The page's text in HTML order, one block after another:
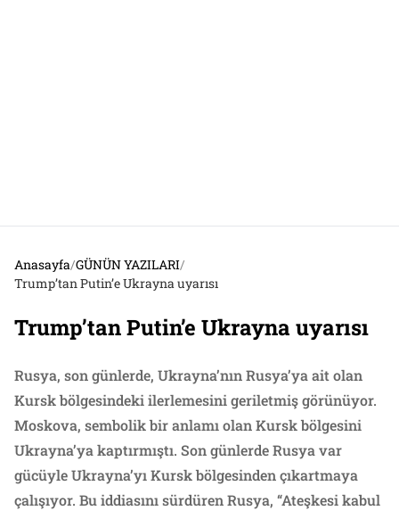
Anasayfa/GÜNÜN YAZILARI/
Trump’tan Putin’e Ukrayna uyarısı
Trump’tan Putin’e Ukrayna uyarısı
Rusya, son günlerde, Ukrayna’nın Rusya’ya ait olan
Kursk bölgesindeki ilerlemesini geriletmiş görünüyor.
Moskova, sembolik bir anlamı olan Kursk bölgesini
Ukrayna’ya kaptırmıştı. Son günlerde Rusya var
gücüyle Ukrayna’yı Kursk bölgesinden çıkartmaya
çalışıyor. Bu iddiasını sürdüren Rusya, “Ateşkesi kabul